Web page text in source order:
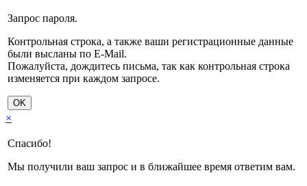
Запрос пароля.
Контрольная строка, а также ваши регистрационные данные
были высланы по E-Mail.
Пожалуйста, дождитесь письма, так как контрольная строка
изменяется при каждом запросе.
OK
×
Спасибо!
Мы получили ваш запрос и в ближайшее время ответим вам.